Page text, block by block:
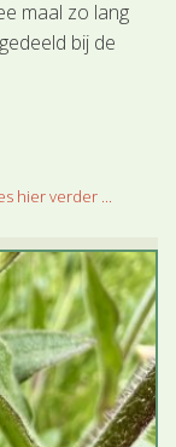
maal zo lang
bij de
hier verder ...